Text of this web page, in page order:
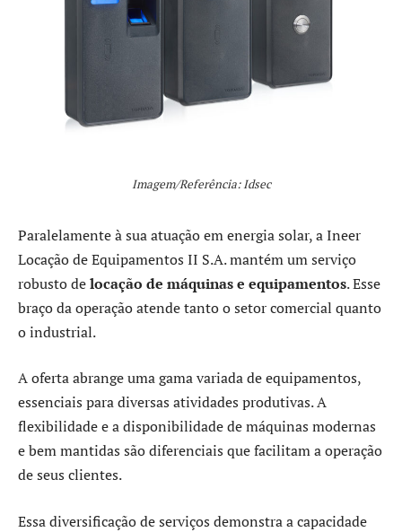
Imagem/Referência: Idsec
Paralelamente à sua atuação em energia solar, a Ineer
Locação de Equipamentos II S.A. mantém um serviço
robusto delocação de máquinas e equipamentos. Esse
braço da operação atende tanto o setor comercial quanto
o industrial.
A oferta abrange uma gama variada de equipamentos,
essenciais para diversas atividades produtivas. A
flexibilidade e a disponibilidade de máquinas modernas
e bem mantidas são diferenciais que facilitam a operação
de seus clientes.
Essa diversificação de serviços demonstra a capacidade